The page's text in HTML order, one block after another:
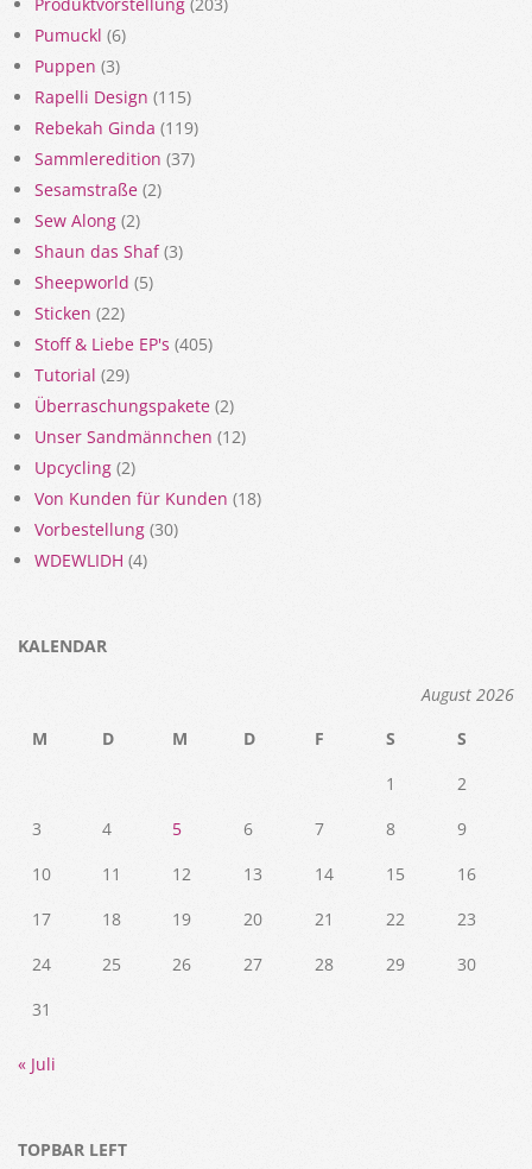
Produktvorstellung (203)
Pumuckl (6)
Puppen (3)
Rapelli Design (115)
Rebekah Ginda (119)
Sammleredition (37)
Sesamstraße (2)
Sew Along (2)
Shaun das Shaf(3)
Sheepworld (5)
Sticken (22)
Stoff & Liebe EP's (405)
Tutorial (29)
Überraschungspakete (2)
Unser Sandmännchen (12)
Upcycling (2)
Von Kunden für Kunden (18)
Vorbestellung (30)
WDEWLIDH (4)
KALENDAR
August 2026
M
D M D F S
S
1
2
3
4 5 6 7 8
9
10
11 12 13 14 15
16
17
18 19 20 21 22
23
24
25 26 27 28 29
30
31
« Juli
TOPBAR LEFT